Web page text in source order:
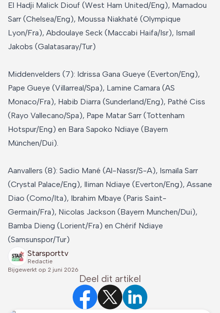
El Hadji Malick Diouf (West Ham United/Eng), Mamadou
Sarr (Chelsea/Eng), Moussa Niakhaté (Olympique
Lyon/Fra), Abdoulaye Seck (Maccabi Haifa/Isr), Ismaïl
Jakobs (Galatasaray/Tur)
Middenvelders (7): Idrissa Gana Gueye (Everton/Eng),
Pape Gueye (Villarreal/Spa), Lamine Camara (AS
Monaco/Fra), Habib Diarra (Sunderland/Eng), Pathé Ciss
(Rayo Vallecano/Spa), Pape Matar Sarr (Tottenham
Hotspur/Eng) en Bara Sapoko Ndiaye (Bayern
München/Dui).
Aanvallers (8): Sadio Mané (Al-Nassr/S-A), Ismaïla Sarr
(Crystal Palace/Eng), Iliman Ndiaye (Everton/Eng), Assane
Diao (Como/Ita), Ibrahim Mbaye (Paris Saint-
Germain/Fra), Nicolas Jackson (Bayern Munchen/Dui),
Bamba Dieng (Lorient/Fra) en Chérif Ndiaye
(Samsunspor/Tur)
Starsporttv
Redactie
Bijgewerkt op 2 juni 2026
Deel dit artikel